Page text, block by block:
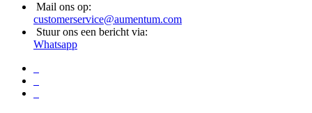
Mail ons op:
customerservice@aumentum.com
Stuur ons een bericht via:
Whatsapp